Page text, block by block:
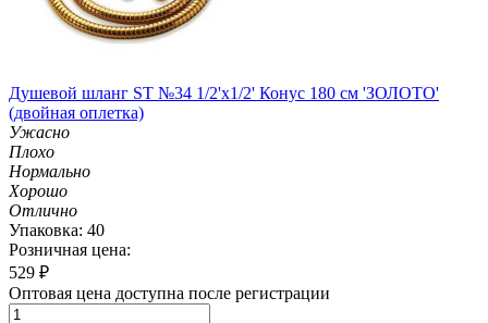
Душевой шланг ST №34 1/2'х1/2' Конус 180 см 'ЗОЛОТО'
(двойная оплетка)
Ужасно
Плохо
Нормально
Хорошо
Отлично
Упаковка: 40
Розничная цена:
529 ₽
Оптовая цена доступна после регистрации